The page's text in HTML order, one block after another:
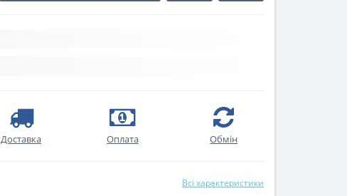
Доставка Оплата Oбмін
Всі характеристики